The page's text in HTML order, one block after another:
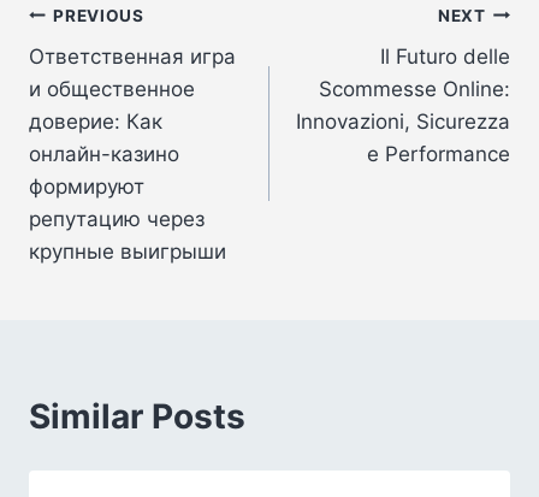
Post
navigation
PREVIOUS
Ответственная игра
и общественное
доверие: Как
онлайн-казино
формируют
репутацию через
крупные выигрыши
NEXT
Il Futuro delle
Scommesse Online:
Innovazioni, Sicurezza
e Performance
Similar Posts